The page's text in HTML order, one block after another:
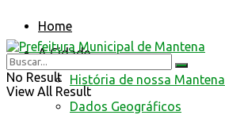
Home
A Cidade
História de nossa Mantena
Dados Geográficos
No Result
View All Result